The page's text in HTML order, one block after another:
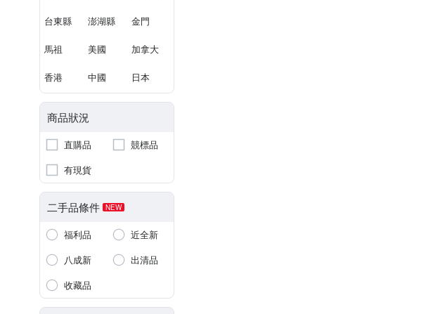
台東縣 澎湖縣 金門
馬祖 美國 加拿大
香港 中國 日本
商品狀況
直購品
競標品
有現貨
二手品條件 NEW
福利品
近全新
八成新
出清品
收藏品